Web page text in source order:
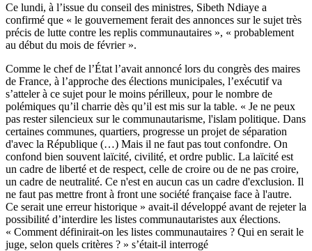
Ce lundi, à l’issue du conseil des ministres, Sibeth Ndiaye a
confirmé que « le gouvernement ferait des annonces sur le sujet très
précis de lutte contre les replis communautaires », « probablement
au début du mois de février ».
Comme le chef de l’État l’avait annoncé lors du congrès des maires
de France, à l’approche des élections municipales, l’exécutif va
s’atteler à ce sujet pour le moins périlleux, pour le nombre de
polémiques qu’il charrie dès qu’il est mis sur la table. « Je ne peux
pas rester silencieux sur le communautarisme, l'islam politique. Dans
certaines communes, quartiers, progresse un projet de séparation
d'avec la République (…) Mais il ne faut pas tout confondre. On
confond bien souvent laïcité, civilité, et ordre public. La laïcité est
un cadre de liberté et de respect, celle de croire ou de ne pas croire,
un cadre de neutralité. Ce n'est en aucun cas un cadre d'exclusion. Il
ne faut pas mettre front à front une société française face à l'autre.
Ce serait une erreur historique » avait-il développé avant de rejeter la
possibilité d’interdire les listes communautaristes aux élections.
« Comment définirait-on les listes communautaires ? Qui en serait le
juge, selon quels critères ? » s’était-il interrogé